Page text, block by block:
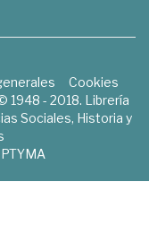
Cookies
1948 - 2018. Librería
Sociales, Historia y